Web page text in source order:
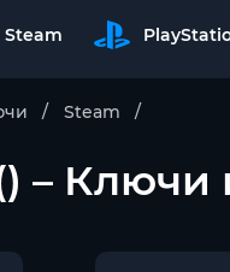
Steam
Steam
– Ключи